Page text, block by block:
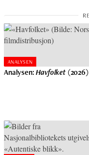
ANALYSEN
Analysen: Havfolket(2026)